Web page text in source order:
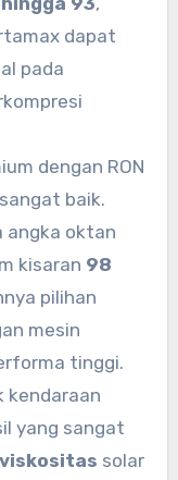
dapat
pada
dengan RON
baik.
angka oktan
kisaran 98
pilihan
mesin
tinggi.
yang sangat
viskositas solar